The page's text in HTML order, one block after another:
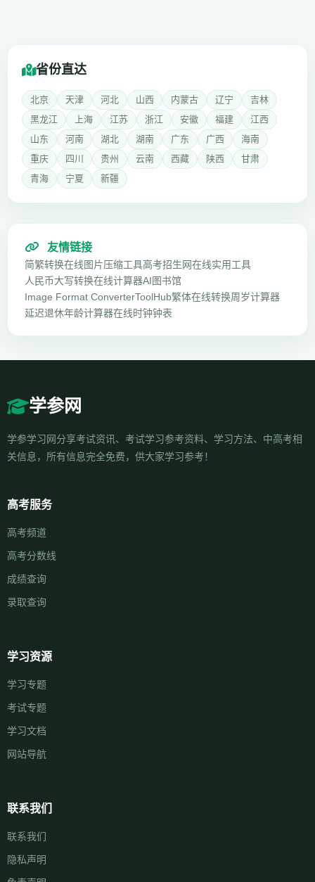
省份直达
北京 天津 河北 山西 内蒙古 辽宁
吉林
黑龙江
上海 江苏 浙江 安徽 福建
江西
山东
河南 湖北 湖南 广东 广西
海南
重庆
四川 贵州 云南 西藏 陕西
甘肃
青海
宁夏 新疆
友情链接
简繁转换在线图片压缩工具高考招生网在线实用工具
人民币大写转换在线计算器AI图书馆
Image Format ConverterToolHub繁体在线转换周岁计算器
延迟退休年龄计算器在线时钟钟表
学参网
学参学习网分享考试资讯、考试学习参考资料、学习方法、中高考相
关信息，所有信息完全免费，供大家学习参考！
高考服务
高考频道
高考分数线
成绩查询
录取查询
学习资源
学习专题
考试专题
学习文档
网站导航
联系我们
联系我们
隐私声明